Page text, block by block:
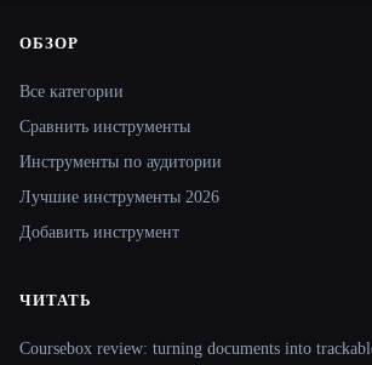
Site navigation
ОБЗОР
Все категории
Сравнить инструменты
Инструменты по аудитории
Лучшие инструменты 2026
Добавить инструмент
ЧИТАТЬ
Coursebox review: turning documents into